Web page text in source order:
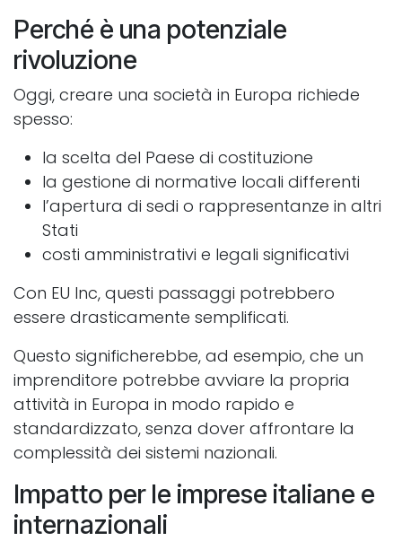
Perché è una potenziale
rivoluzione
Oggi, creare una società in Europa richiede
spesso:
la scelta del Paese di costituzione
la gestione di normative locali differenti
l’apertura di sedi o rappresentanze in altri
Stati
costi amministrativi e legali significativi
Con EU Inc, questi passaggi potrebbero
essere drasticamente semplificati.
Questo significherebbe, ad esempio, che un
imprenditore potrebbe avviare la propria
attività in Europa in modo rapido e
standardizzato, senza dover affrontare la
complessità dei sistemi nazionali.
Impatto per le imprese italiane e
internazionali